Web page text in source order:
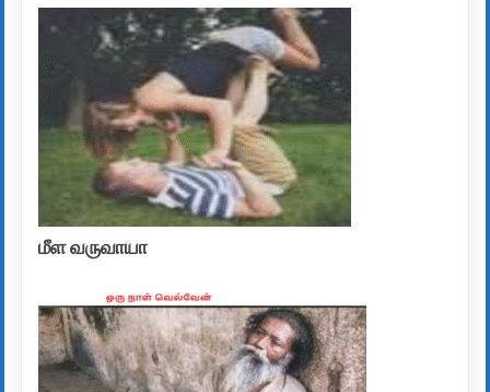
மீள வருவாயா